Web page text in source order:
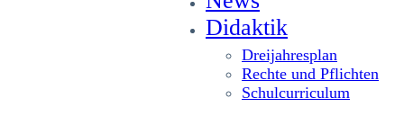
Didaktik
Dreijahresplan
Rechte und Pflichten
Schulcurriculum